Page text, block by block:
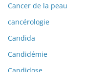
Cancer de la peau
cancérologie
Candida
Candidémie